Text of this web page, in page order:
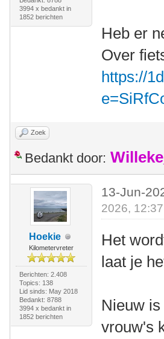
3994 x bedankt in
1852 berichten
Heb er
Over
https://
Zoek
Bedankt door:
Hoekie
Kilometervreter
Berichten: 2.408
Topics: 138
Lid sinds: May 2018
Bedankt: 8788
3994 x bedankt in
1852 berichten
13-Jun-
2026,
Het
laat je
Nieuw
vrouw's